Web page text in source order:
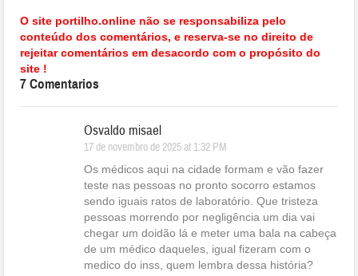
O site portilho.online não se responsabiliza pelo
conteúdo dos comentários, e reserva-se no direito de
rejeitar comentários em desacordo com o propósito do
site !
7 Comentarios
Osvaldo misael
17 de novembro de 2025 at 1:32 PM
Os médicos aqui na cidade formam e vão fazer
teste nas pessoas no pronto socorro estamos
sendo iguais ratos de laboratório. Que tristeza
pessoas morrendo por negligência um dia vai
chegar um doidão lá e meter uma bala na cabeça
de um médico daqueles, igual fizeram com o
medico do inss, quem lembra dessa história?